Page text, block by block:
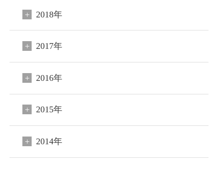
2018年
2017年
2016年
2015年
2014年
お問い合わせ
会社概要